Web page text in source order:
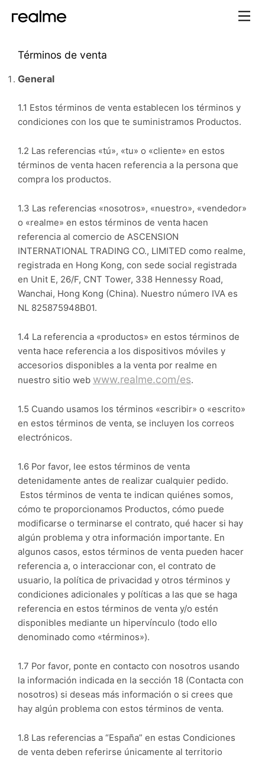
Términos de venta
General
1.1 Estos términos de venta establecen los términos y
condiciones con los que te suministramos Productos.
1.2 Las referencias «tú», «tu» o «cliente» en estos
términos de venta hacen referencia a la persona que
compra los productos.
1.3 Las referencias «nosotros», «nuestro», «vendedor»
o «realme» en estos términos de venta hacen
referencia al comercio de ASCENSION
INTERNATIONAL TRADING CO., LIMITED como realme,
registrada en Hong Kong, con sede social registrada
en Unit E, 26/F, CNT Tower, 338 Hennessy Road,
Wanchai, Hong Kong (China). Nuestro número IVA es
NL 825875948B01.
1.4 La referencia a «productos» en estos términos de
venta hace referencia a los dispositivos móviles y
accesorios disponibles a la venta por realme en
nuestro sitio web www.realme.com/es.
1.5 Cuando usamos los términos «escribir» o «escrito»
en estos términos de venta, se incluyen los correos
electrónicos.
1.6 Por favor, lee estos términos de venta
detenidamente antes de realizar cualquier pedido.
Estos términos de venta te indican quiénes somos,
cómo te proporcionamos Productos, cómo puede
modificarse o terminarse el contrato, qué hacer si hay
algún problema y otra información importante. En
algunos casos, estos términos de venta pueden hacer
referencia a, o interaccionar con, el contrato de
usuario, la política de privacidad y otros términos y
condiciones adicionales y políticas a las que se haga
referencia en estos términos de venta y/o estén
disponibles mediante un hipervínculo (todo ello
denominado como «términos»).
1.7 Por favor, ponte en contacto con nosotros usando
la información indicada en la sección 18 (Contacta con
nosotros) si deseas más información o si crees que
hay algún problema con estos términos de venta.
1.8 Las referencias a “España” en estas Condiciones
de venta deben referirse únicamente al territorio